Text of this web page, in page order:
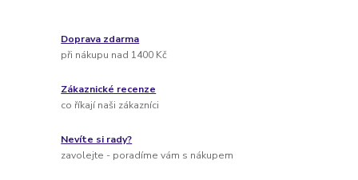
Doprava zdarma
při nákupu nad 1400 Kč
Zákaznické recenze
co říkají naši zákazníci
Nevíte si rady?
zavolejte - poradíme vám s nákupem